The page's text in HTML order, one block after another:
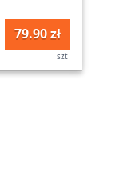
79.90 zł
szt